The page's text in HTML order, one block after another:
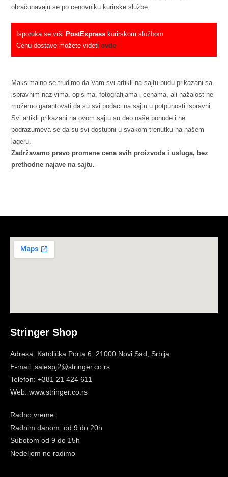
obračunavaju se po cenovniku kurirske službe.
Isporuka se vrši PostExpress kurirskom službom
Cenu dostave možete videtiovde
Maksimalno se trudimo da Vam svi artikli na sajtu budu prikazani sa
ispravnim nazivima, opisima, fotografijama i cenama, ali nažalost ne
možemo garantovati da su svi podaci na sajtu u potpunosti ispravni.
Svi artikli prikazani na ovom sajtu su deo naše ponude i ne
podrazumeva se da su svi dostupni u svakom trenutku na našem
lageru.
Zadržavamo pravo promene cena svih proizvoda i usluga, bez
prethodne najave na sajtu.
Stringer Shop
Adresa: Katolička Porta 6, 21000 Novi Sad, Srbija
E-mail: salespj2@stringer.co.rs
Telefon: +381 21 424 611
Web: www.stringer.co.rs
Radno vreme:
Radnim danom: od 9 do 20h
Subotom od 9 do 15h
Nedeljom ne radimo